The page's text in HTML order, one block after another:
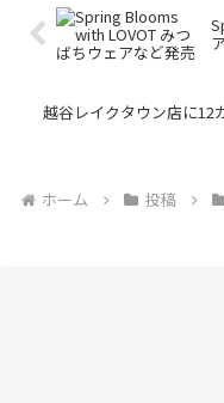
越谷レイクタウン店に12
ホーム 投稿